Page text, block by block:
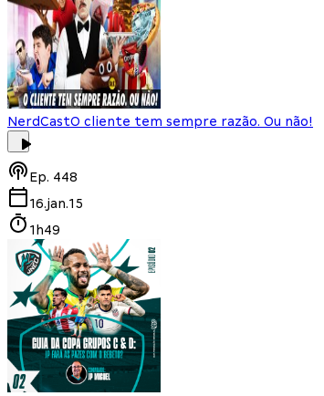
NerdCastO cliente tem sempre razão. Ou não!
Ep. 448
16.jan.15
1h49